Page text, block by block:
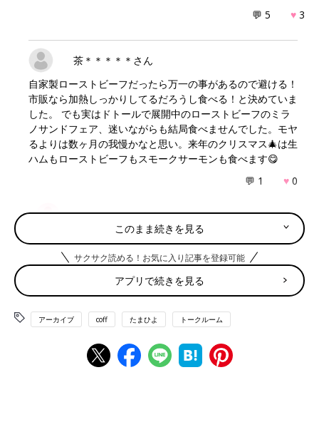
💬 5 ♥ 3
茶＊＊＊＊＊さん
自家製ローストビーフだったら万一の事があるので避ける！
市販なら加熱しっかりしてるだろうし食べる！と決めていま
した。 でも実はドトールで展開中のローストビーフのミラ
ノサンドフェア、迷いながらも結局食べませんでした。モヤ
るよりは数ヶ月の我慢かなと思い。来年のクリスマス🎄は生
ハムもローストビーフもスモークサーモンも食べます😋
💬 1 ♥ 0
モ＊＊＊＊＊さん
市販なら大丈夫ですかね…？🤤笑 ドトールみたいにお店や
出店で作ったのは不安ですよね…！ あと数ヶ月の我慢です
ね😟😟😟笑 私も来年はしこたま食べてやろうと思いま
リ＊＊＊＊＊さん
このまま続きを見る
サクサク読める！お気に入り記事を登録可能
アプリで続きを見る
アーカイブ coff たまひよ トークルーム